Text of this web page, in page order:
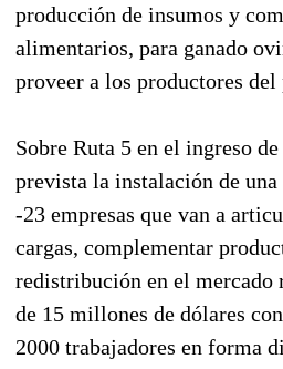
producción de insumos y
alimentarios, para ganado
proveer a los productores del
Sobre Ruta 5 en el ingreso
prevista la instalación de
-23 empresas que van a
cargas, complementar
redistribución en el mercado
de 15 millones de dólares
2000 trabajadores en forma